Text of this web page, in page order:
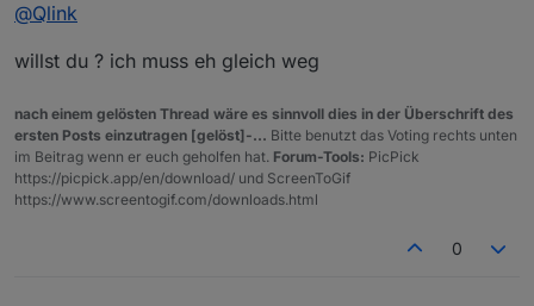
@Qlink
willst du ? ich muss eh gleich weg
nach einem gelösten Thread wäre es sinnvoll dies in der Überschrift des
ersten Posts einzutragen [gelöst]-... Bitte benutzt das Voting rechts unten
im Beitrag wenn er euch geholfen hat. Forum-Tools: PicPick
https://picpick.app/en/download/ und ScreenToGif
https://www.screentogif.com/downloads.html
0